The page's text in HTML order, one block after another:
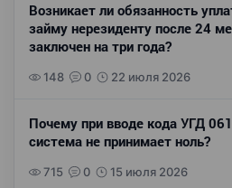
Возникает ли обязанность
займу нерезиденту после 24
заключен на три года?
148 0 22 июля 2026
Почему при вводе кода УГД
система не принимает ноль?
715 0 15 июля 2026